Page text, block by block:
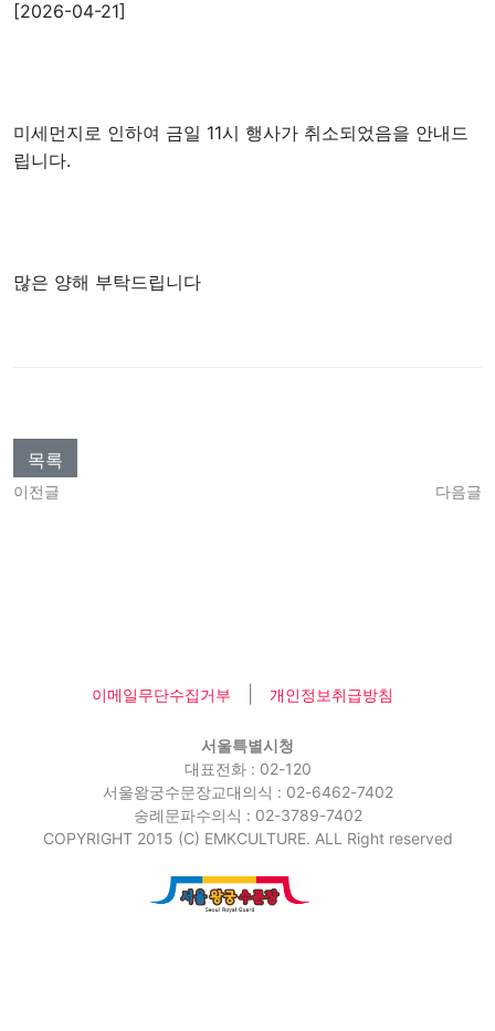
[2026-04-21]
미세먼지로 인하여 금일 11시 행사가 취소되었음을 안내드
립니다.
많은 양해 부탁드립니다
목록
이전글 다음글
이메일무단수집거부 개인정보취급방침
서울특별시청
대표전화 : 02-120
서울왕궁수문장교대의식 : 02-6462-7402
숭례문파수의식 : 02-3789-7402
COPYRIGHT 2015 (C) EMKCULTURE. ALL Right reserved